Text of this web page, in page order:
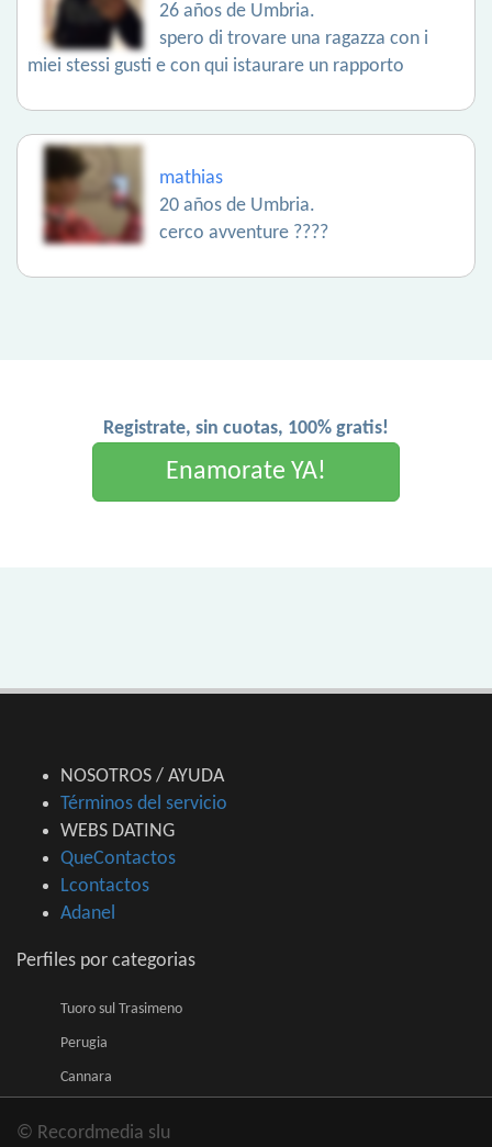
26 años de Umbria.
spero di trovare una ragazza con i
miei stessi gusti e con qui istaurare un rapporto
mathias
20 años de Umbria.
cerco avventure ????
Registrate, sin cuotas, 100% gratis!
Enamorate YA!
NOSOTROS / AYUDA
Términos del servicio
WEBS DATING
QueContactos
Lcontactos
Adanel
Perfiles por categorias
Tuoro sul Trasimeno
Perugia
Cannara
© Recordmedia slu